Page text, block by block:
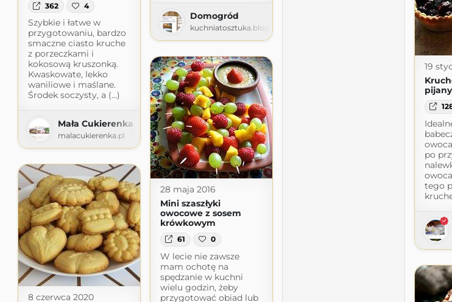
Domogród
kuchniatosztuka.blogspot.com
362 4
Szybkie i łatwe w
przygotowaniu, bardzo
smaczne ciasto kruche
z porzeczkami i
kokosową kruszonką.
Kwaskowate, lekko
waniliowe i maślane.
Środek soczysty, a (...)
Mała Cukierenka
malacukierenka.pl
19
po
tego
28 maja 2016
Mini szaszłyki
owocowe z sosem
krówkowym
61 0
W lecie nie zawsze
mam ochotę na
spędzanie w kuchni
wielu godzin, żeby
przygotować obiad lub
8 czerwca 2020